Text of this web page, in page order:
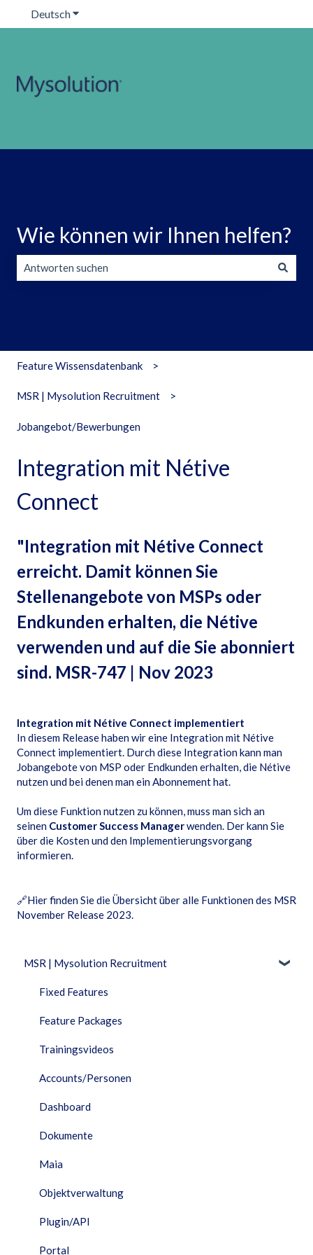
DeutschUntermenü für Übersetzungen anzeigen
Wie können wir Ihnen helfen?
Feature Wissensdatenbank
MSR | Mysolution Recruitment
Jobangebot/Bewerbungen
Integration mit Nétive
Connect
"Integration mit Nétive Connect
erreicht. Damit können Sie
Stellenangebote von MSPs oder
Endkunden erhalten, die Nétive
verwenden und auf die Sie abonniert
sind. MSR-747 | Nov 2023
Integration mit Nétive Connect implementiert
In diesem Release haben wir eine Integration mit Nétive
Connect implementiert. Durch diese Integration kann man
Jobangebote von MSP oder Endkunden erhalten, die Nétive
nutzen und bei denen man ein Abonnement hat.
Um diese Funktion nutzen zu können, muss man sich an
seinen Customer Success Managerwenden. Der kann Sie
über die Kosten und den Implementierungsvorgang
informieren.
🔗Hier finden Sie die Übersicht über alle Funktionen des MSR
November Release 2023.
MSR | Mysolution Recruitment
Fixed Features
Feature Packages
Trainingsvideos
Accounts/Personen
Dashboard
Dokumente
Maia
Objektverwaltung
Plugin/API
Portal